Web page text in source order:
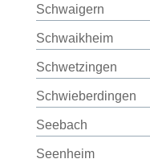
Schwaigern
Schwaikheim
Schwetzingen
Schwieberdingen
Seebach
Seenheim